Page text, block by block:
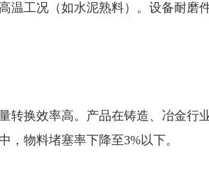
温工况（如水泥熟料）。设备耐磨
转换效率高。产品在铸造、冶金行
物料堵塞率下降至3%以下。